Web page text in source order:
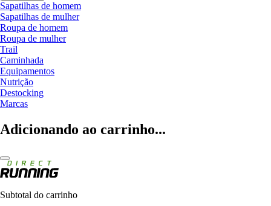
Sapatilhas de homem
Sapatilhas de mulher
Roupa de homem
Roupa de mulher
Trail
Caminhada
Equipamentos
Nutrição
Destocking
Marcas
Adicionando ao carrinho...
Subtotal do carrinho